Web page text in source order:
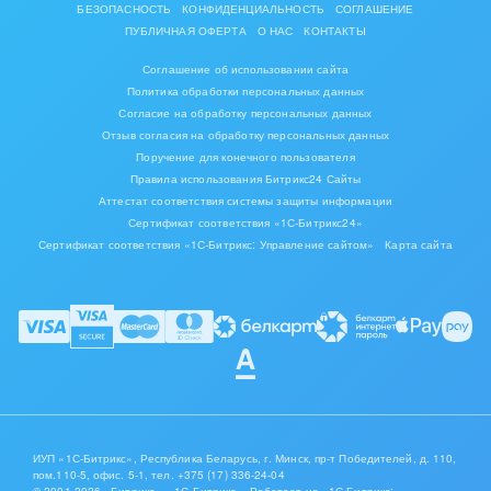
БЕЗОПАСНОСТЬ КОНФИДЕНЦИАЛЬНОСТЬ
СОГЛАШЕНИЕ
ПУБЛИЧНАЯ ОФЕРТА
О НАС КОНТАКТЫ
Соглашение об использовании сайта
Политика обработки персональных данных
Согласие на обработку персональных данных
Отзыв согласия на обработку персональных данных
Поручение для конечного пользователя
Правила использования Битрикс24 Сайты
Аттестат соответствия системы защиты информации
Сертификат соответствия «1С-Битрикс24»
Сертификат соответствия «1С-Битрикс: Управление сайтом»
Карта сайта
ИУП «1С-Битрикс», Республика Беларусь, г. Минск, пр-т Победителей, д. 110,
пом.110-5, офис. 5-1,тел. +375 (17) 336-24-04